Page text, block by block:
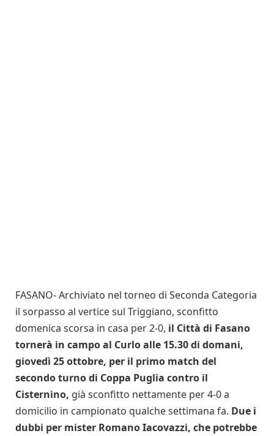
FASANO- Archiviato nel torneo di Seconda Categoria
il sorpasso al vertice sul Triggiano, sconfitto
domenica scorsa in casa per 2-0, il Città di Fasano
tornerà in campo al Curlo alle 15.30 di domani,
giovedì 25 ottobre, per il primo match del
secondo turno di Coppa Puglia contro il
Cisternino, già sconfitto nettamente per 4-0 a
domicilio in campionato qualche settimana fa. Due i
dubbi per mister Romano Iacovazzi, che potrebbe